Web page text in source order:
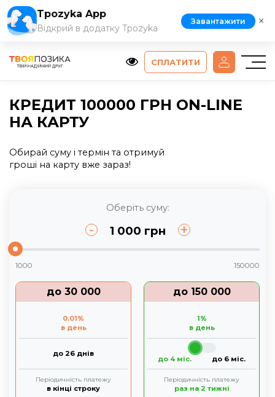
СПЛАТИТИ
КРЕДИТ 100000 ГРН ON-LINE
НА КАРТУ
Обирай суму і термін та отримуй
гроші на карту вже зараз!
Оберіть суму:
- 1 000 грн +
1000 150000
до 30 000
0.01%
в день
до 26 днів
Періодичність платежу
в кінці строку
до 150 000
1%
в день
до 4 міс. до 6 міс.
Періодичність платежу
раз на 2 тижні
Tpozyka App
Відкрий в додатку Tpozyka
Завантажити ×